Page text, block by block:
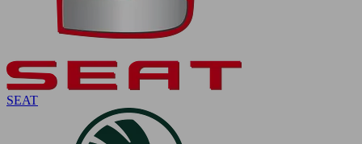
SEAT